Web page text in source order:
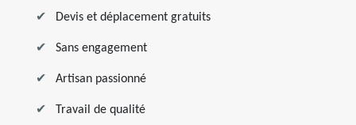
Devis et déplacement gratuits
Sans engagement
Artisan passionné
Travail de qualité